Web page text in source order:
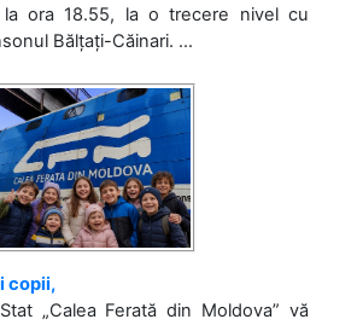
la ora 18.55, la o trecere nivel cu
Bălțați-Căinari. ...
copii,
„Calea Ferată din Moldova” vă